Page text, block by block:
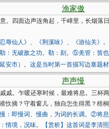
渔家傲
。四面边声连角起，千嶂里，长烟落
辱仙人》、《荆溪咏》、《游仙关
无破敌之功。勒：刻。⑤羌管：笛
安市）。这是当时第一首描写边塞题
声声慢
戚。乍暖还寒时候，最难将息。三杯
忺摘？守着窗儿，独自怎生得黑？梧
：即慢词、慢曲，为词的长调。②将
境，况味。【赏析】这首词是李清